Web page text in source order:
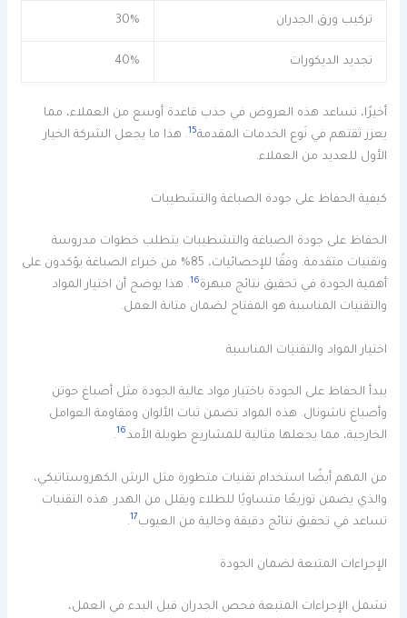
تركيب ورق الجدران 30%
تجديد الديكورات 40%
أخيرًا، تساعد هذه العروض في جذب قاعدة أوسع من العملاء، مما
يعزز ثقتهم في نَوع الخدمات المقدمة15. هذا ما يجعل الشركة الخيار
الأول للعديد من العملاء.
كيفية الحفاظ على جودة الصباغة والتشطيبات
الحفاظ على جودة الصباغة والتشطيبات يتطلب خطوات مدروسة
وتقنيات متقدمة. وفقًا للإحصائيات، 85% من خبراء الصباغة يؤكدون على
أهمية الجودة في تحقيق نتائج مبهرة16. هذا يوضح أن اختيار المواد
والتقنيات المناسبة هو المفتاح لضمان متانة العمل.
اختيار المواد والتقنيات المناسبة
يبدأ الحفاظ على الجودة باختيار مواد عالية الجودة مثل أصباغ حوتن
وأصباغ ناشونال. هذه المواد تضمن ثبات الألوان ومقاومة العوامل
الخارجية، مما يجعلها مثالية للمشاريع طويلة الأمد16
.
من المهم أيضًا استخدام تقنيات متطورة مثل الرش الكهروستاتيكي،
والذي يضمن توزيعًا متساويًا للطلاء ويقلل من الهدر. هذه التقنيات
تساعد في تحقيق نتائج دقيقة وخالية من العيوب17
.
الإجراءات المتبعة لضمان الجودة
تشمل الإجراءات المتبعة فحص الجدران قبل البدء في العمل،